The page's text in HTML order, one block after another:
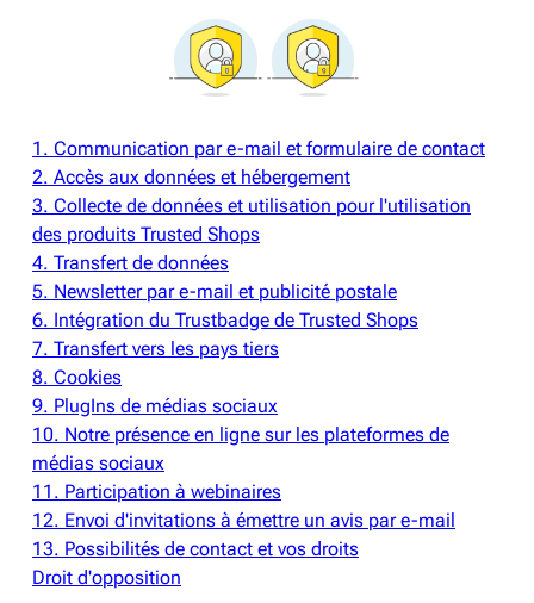
1. Communication par e-mail et formulaire de contact
2. Accès aux données et hébergement
3. Collecte de données et utilisation pour l'utilisation
des produits Trusted Shops
4. Transfert de données
5. Newsletter par e-mail et publicité postale
6. Intégration du Trustbadge de Trusted Shops
7. Transfert vers les pays tiers
8. Cookies
9. PlugIns de médias sociaux
10. Notre présence en ligne sur les plateformes de
médias sociaux
11. Participation à webinaires
12. Envoi d'invitations à émettre un avis par e-mail
13. Possibilités de contact et vos droits
Droit d'opposition